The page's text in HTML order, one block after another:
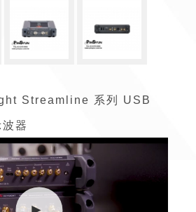
Streamline 系列 USB
器